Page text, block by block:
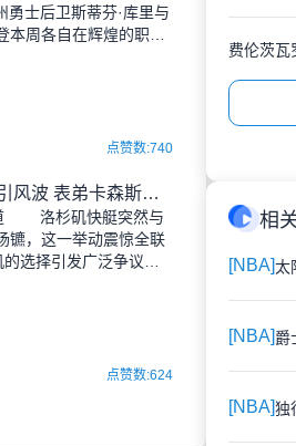
本周各自在辉煌的职业
点赞数:740
保罗点赞怒批快艇帖文引风波 表弟卡森斯炮轰管理层：简直胡来！
镳，这一举动震惊全联
选择引发广泛争议，
点赞数:624
费伦茨瓦
相
[NBA]
[NBA]
[NBA]